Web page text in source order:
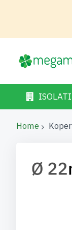
Home
naar